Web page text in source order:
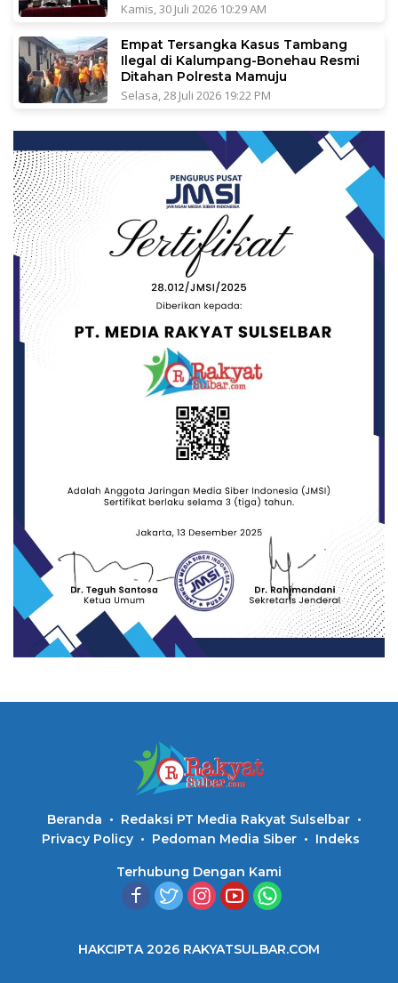
Kamis, 30 Juli 2026 10:29 AM
Empat Tersangka Kasus Tambang
Ilegal di Kalumpang-Bonehau Resmi
Ditahan Polresta Mamuju
Selasa, 28 Juli 2026 19:22 PM
Beranda
Redaksi PT Media Rakyat Sulselbar
Privacy Policy
Pedoman Media Siber Indeks
Terhubung Dengan Kami
HAKCIPTA 2026 RAKYATSULBAR.COM